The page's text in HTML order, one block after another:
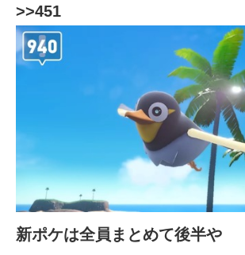
>>451
新ポケは全員まとめて後半や